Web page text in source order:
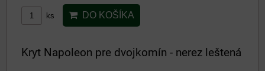
ks DO KOŠÍKA
Kryt Napoleon pre dvojkomín - nerez leštená